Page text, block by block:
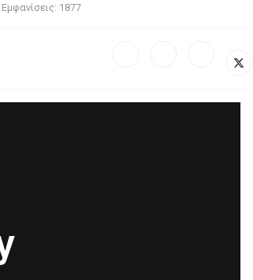
Εμφανίσεις: 1877